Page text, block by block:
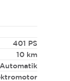
401 PS
10 km
Automatik